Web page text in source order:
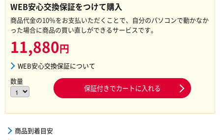
WEB安心交換保証をつけて購入
商品代金の10％をお支払いただくことで、自分のパソコンで動かなか
った場合に商品の買い直しができるサービスです。
11,880円
WEB安心交換保証について
数量
保証付きでカートに入れる
商品到着目安